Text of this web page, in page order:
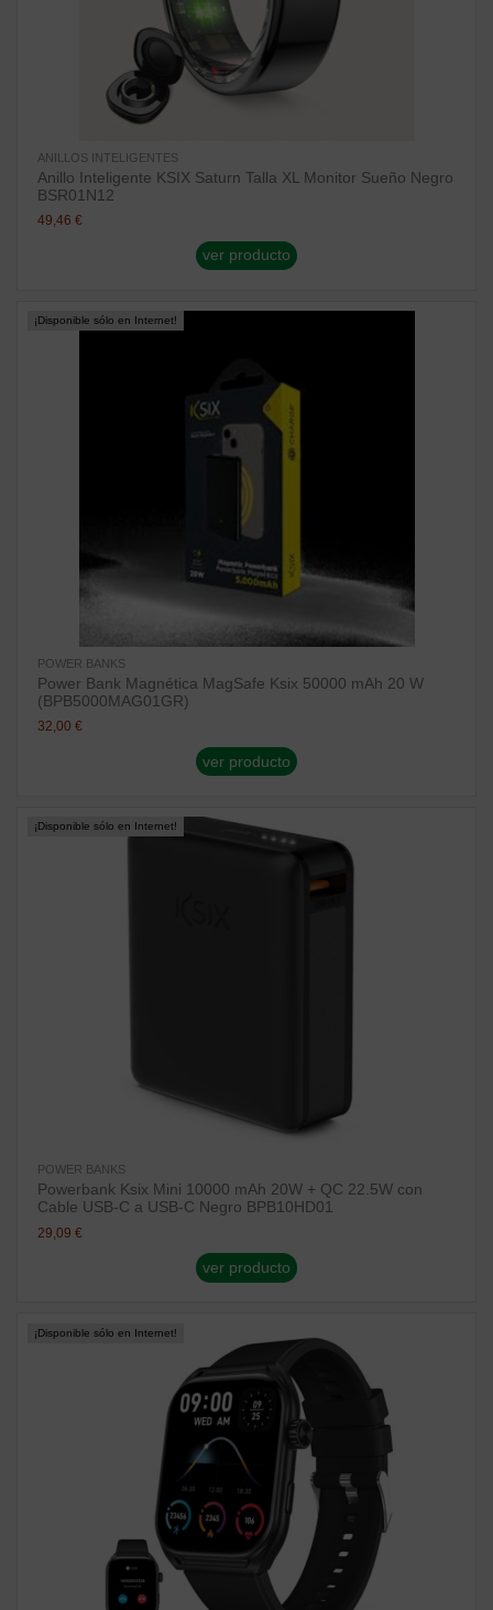
ANILLOS INTELIGENTES
Anillo Inteligente KSIX Saturn Talla XL Monitor Sueño Negro
BSR01N12
49,46 €
ver producto
¡Disponible sólo en Internet!
POWER BANKS
Power Bank Magnética MagSafe Ksix 50000 mAh 20 W
(BPB5000MAG01GR)
32,00 €
ver producto
¡Disponible sólo en Internet!
POWER BANKS
Powerbank Ksix Mini 10000 mAh 20W + QC 22.5W con
Cable USB-C a USB-C Negro BPB10HD01
29,09 €
ver producto
¡Disponible sólo en Internet!